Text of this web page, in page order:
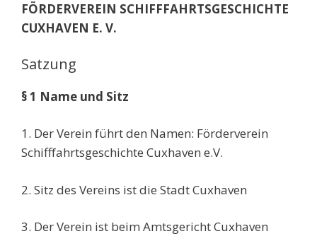
FÖRDERVEREIN SCHIFFFAHRTSGESCHICHTE
CUXHAVEN E. V.
Satzung
§ 1 Name und Sitz
1. Der Verein führt den Namen: Förderverein
Schifffahrtsgeschichte Cuxhaven e.V.
2. Sitz des Vereins ist die Stadt Cuxhaven
3. Der Verein ist beim Amtsgericht Cuxhaven